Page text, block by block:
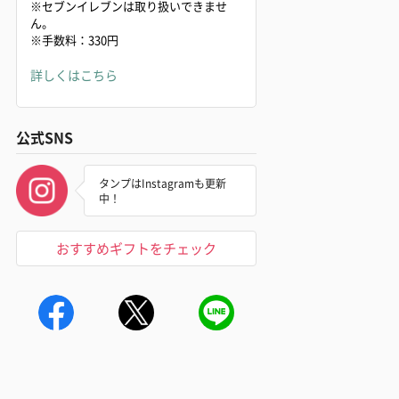
※セブンイレブンは取り扱いできませ
ん。
※手数料：330円
詳しくはこちら
公式SNS
タンプはInstagramも更新
中！
おすすめギフトをチェック